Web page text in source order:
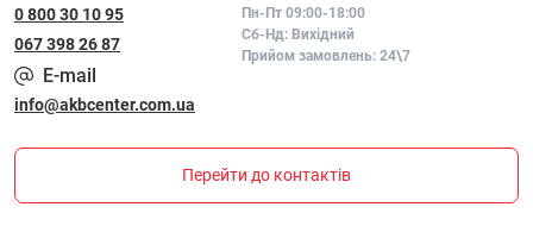
0 800 30 10 95
067 398 26 87
Пн-Пт 09:00-18:00
Сб-Нд: Вихідний
Прийом замовлень: 24\7
E-mail
info@akbcenter.com.ua
Перейти до контактів